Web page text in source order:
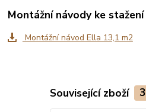
Montážní návody ke stažení
Montážní návod Ella 13,1 m2
Související zboží 3